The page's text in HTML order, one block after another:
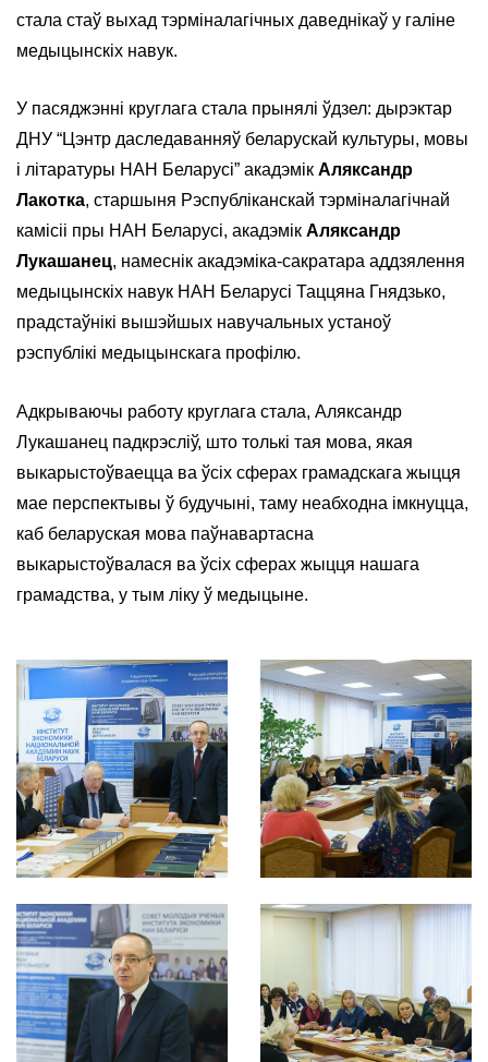
стала стаў выхад тэрміналагічных даведнікаў у галіне
медыцынскіх навук.
У пасяджэнні круглага стала прынялі ўдзел: дырэктар
ДНУ “Цэнтр даследаванняў беларускай культуры, мовы
і літаратуры НАН Беларусі” акадэмік Аляксандр
Лакотка, старшыня Рэспубліканскай тэрміналагічнай
камісіі пры НАН Беларусі, акадэмік Аляксандр
Лукашанец, намеснік акадэміка-сакратара аддзялення
медыцынскіх навук НАН Беларусі Таццяна Гнядзько,
прадстаўнікі вышэйшых навучальных устаноў
рэспублікі медыцынскага профілю.
Адкрываючы работу круглага стала, Аляксандр
Лукашанец падкрэсліў, што толькі тая мова, якая
выкарыстоўваецца ва ўсіх сферах грамадскага жыцця
мае перспектывы ў будучыні, таму неабходна імкнуцца,
каб беларуская мова паўнавартасна
выкарыстоўвалася ва ўсіх сферах жыцця нашага
грамадства, у тым ліку ў медыцыне.